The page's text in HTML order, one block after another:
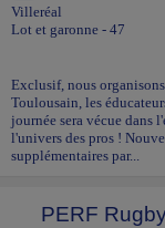
Villeréal
Lot et garonne - 47
Exclusif, nous
Toulousain, les
journée sera vécue dans
l'univers des pros !
supplémentaires par...
PERF